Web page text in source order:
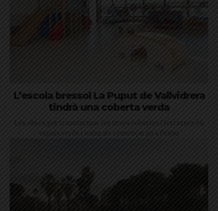
L’escola bressol La Puput de Vallvidrera
tindrà una coberta verda
Les obres per transformar les seves cobertes i terrasses en
espais verds i naturals començaran a l'estiu